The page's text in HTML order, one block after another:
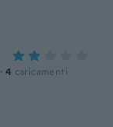
· 4 caricamenti